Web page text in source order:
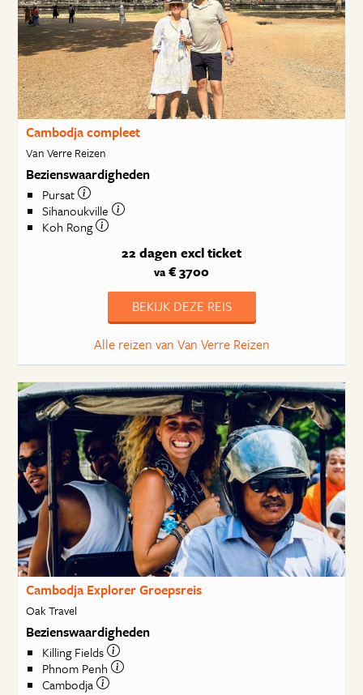
Cambodja compleet
Van Verre Reizen
Bezienswaardigheden
Pursat
Sihanoukville
Koh Rong
22 dagen excl ticket
va € 3700
BEKIJK DEZE REIS
Alle reizen van Van Verre Reizen
Cambodja Explorer Groepsreis
Oak Travel
Bezienswaardigheden
Killing Fields
Phnom Penh
Cambodja